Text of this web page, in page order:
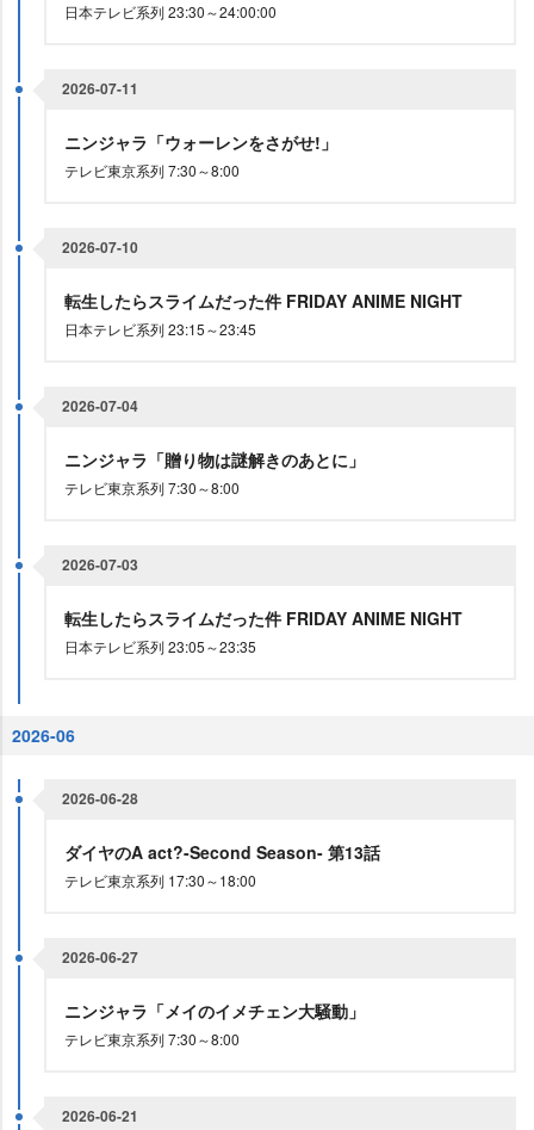
日本テレビ系列 23:30～24:00:00
2026-07-11
ニンジャラ「ウォーレンをさがせ!」
テレビ東京系列 7:30～8:00
2026-07-10
転生したらスライムだった件 FRIDAY ANIME NIGHT
日本テレビ系列 23:15～23:45
2026-07-04
ニンジャラ「贈り物は謎解きのあとに」
テレビ東京系列 7:30～8:00
2026-07-03
転生したらスライムだった件 FRIDAY ANIME NIGHT
日本テレビ系列 23:05～23:35
2026-06
2026-06-28
ダイヤのA act?-Second Season- 第13話
テレビ東京系列 17:30～18:00
2026-06-27
ニンジャラ「メイのイメチェン大騒動」
テレビ東京系列 7:30～8:00
2026-06-21